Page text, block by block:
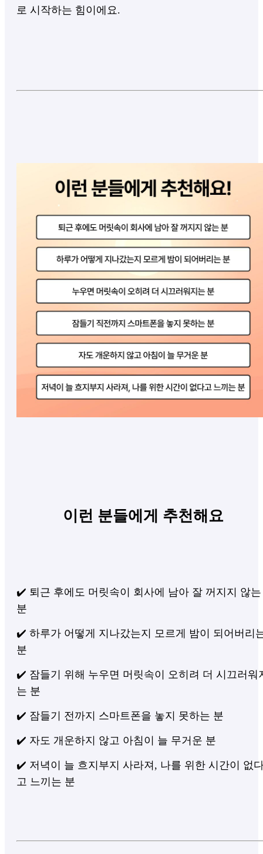
로 시작하는 힘이에요.
이런 분들에게 추천해요
✔️ 퇴근 후에도 머릿속이 회사에 남아 잘 꺼지지 않는
분
✔️ 하루가 어떻게 지나갔는지 모르게 밤이 되어버리
분
✔️ 잠들기 위해 누우면 머릿속이 오히려 더 시끄러워
는 분
✔️ 잠들기 전까지 스마트폰을 놓지 못하는 분
✔️ 자도 개운하지 않고 아침이 늘 무거운 분
✔️ 저녁이 늘 흐지부지 사라져, 나를 위한 시간이 없
고 느끼는 분